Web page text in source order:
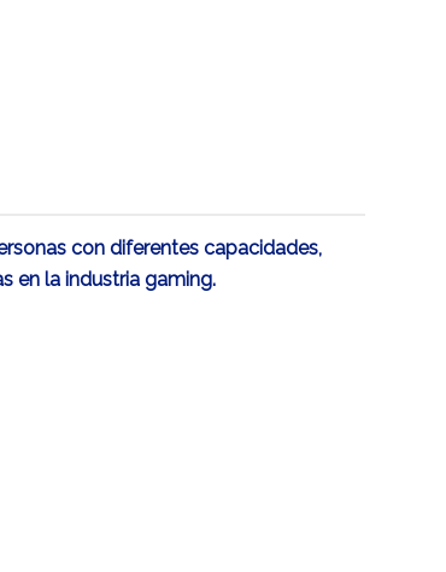
con diferentes capacidades,
en la industria gaming.